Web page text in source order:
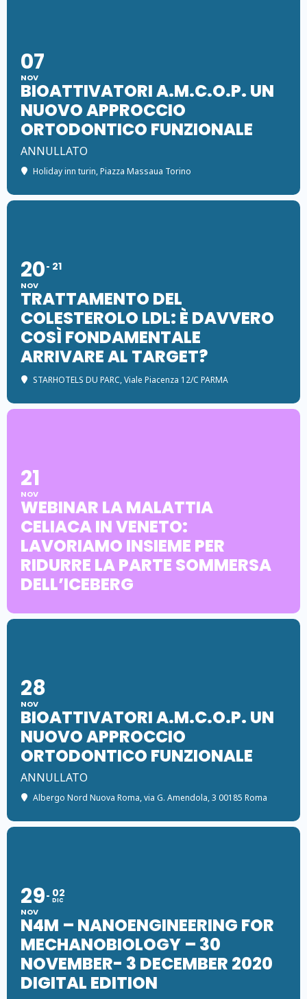
07
NOV
BIOATTIVATORI A.M.C.O.P. UN
NUOVO APPROCCIO
ORTODONTICO FUNZIONALE
ANNULLATO
Holiday inn turin, Piazza Massaua Torino
20
NOV
21
TRATTAMENTO DEL
COLESTEROLO LDL: È DAVVERO
COSÌ FONDAMENTALE
ARRIVARE AL TARGET?
STARHOTELS DU PARC, Viale Piacenza 12/C PARMA
21
NOV
WEBINAR LA MALATTIA
CELIACA IN VENETO:
LAVORIAMO INSIEME PER
RIDURRE LA PARTE SOMMERSA
DELL’ICEBERG
28
NOV
BIOATTIVATORI A.M.C.O.P. UN
NUOVO APPROCCIO
ORTODONTICO FUNZIONALE
ANNULLATO
Albergo Nord Nuova Roma, via G. Amendola, 3 00185 Roma
29
NOV
02
DIC
N4M – NANOENGINEERING FOR
MECHANOBIOLOGY – 30
NOVEMBER- 3 DECEMBER 2020
DIGITAL EDITION